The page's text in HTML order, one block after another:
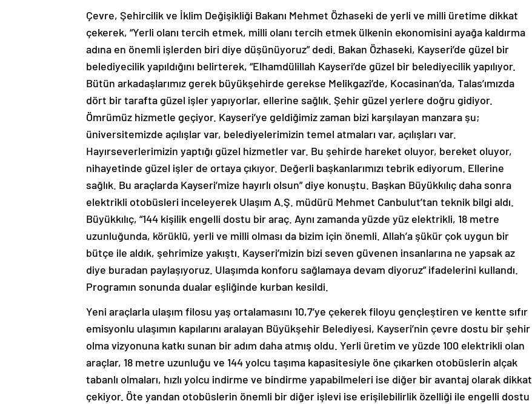
Çevre, Şehircilik ve İklim Değişikliği Bakanı Mehmet Özhaseki de yerli ve milli üretime dikkat
çekerek, “Yerli olanı tercih etmek, milli olanı tercih etmek ülkenin ekonomisini ayağa kaldırma
adına en önemli işlerden biri diye düşünüyoruz” dedi. Bakan Özhaseki, Kayseri’de güzel bir
belediyecilik yapıldığını belirterek, “Elhamdülillah Kayseri’de güzel bir belediyecilik yapılıyor.
Bütün arkadaşlarımız gerek büyükşehirde gerekse Melikgazi’de, Kocasinan’da, Talas’ımızda
dört bir tarafta güzel işler yapıyorlar, ellerine sağlık. Şehir güzel yerlere doğru gidiyor.
Ömrümüz hizmetle geçiyor. Kayseri’ye geldiğimiz zaman bizi karşılayan manzara şu;
üniversitemizde açılışlar var, belediyelerimizin temel atmaları var, açılışları var.
Hayırseverlerimizin yaptığı güzel hizmetler var. Bu şehirde hareket oluyor, bereket oluyor,
nihayetinde güzel işler de ortaya çıkıyor. Değerli başkanlarımızı tebrik ediyorum. Ellerine
sağlık. Bu araçlarda Kayseri’mize hayırlı olsun” diye konuştu. Başkan Büyükkılıç daha sonra
elektrikli otobüsleri inceleyerek Ulaşım A.Ş. müdürü Mehmet Canbulut’tan teknik bilgi aldı.
Büyükkılıç, “144 kişilik engelli dostu bir araç. Aynı zamanda yüzde yüz elektrikli, 18 metre
uzunluğunda, körüklü, yerli ve milli olması da bizim için önemli. Allah’a şükür çok uygun bir
bütçe ile aldık, şehrimize yakıştı. Kayseri’mizin bizi seven güvenen insanlarına ne yapsak az
diye buradan paylaşıyoruz. Ulaşımda konforu sağlamaya devam diyoruz” ifadelerini kullandı.
Programın sonunda dualar eşliğinde kurban kesildi.
Yeni araçlarla ulaşım filosu yaş ortalamasını 10,7’ye çekerek filoyu gençleştiren ve kentte sıfır
emisyonlu ulaşımın kapılarını aralayan Büyükşehir Belediyesi, Kayseri’nin çevre dostu bir şehir
olma vizyonuna katkı sunan bir adım daha atmış oldu. Yerli üretim ve yüzde 100 elektrikli olan
araçlar, 18 metre uzunluğu ve 144 yolcu taşıma kapasitesiyle öne çıkarken otobüslerin alçak
tabanlı olmaları, hızlı yolcu indirme ve bindirme yapabilmeleri ise diğer bir avantaj olarak dikkat
çekiyor. Öte yandan otobüslerin önemli bir diğer işlevi ise erişilebilirlik özelliği ile engelli dostu